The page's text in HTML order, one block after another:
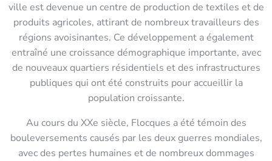
ville est devenue un centre de production de textiles et de
produits agricoles, attirant de nombreux travailleurs des
régions avoisinantes. Ce développement a également
entraîné une croissance démographique importante, avec
de nouveaux quartiers résidentiels et des infrastructures
publiques qui ont été construits pour accueillir la
population croissante.
Au cours du XXe siècle, Flocques a été témoin des
bouleversements causés par les deux guerres mondiales,
avec des pertes humaines et de nombreux dommages